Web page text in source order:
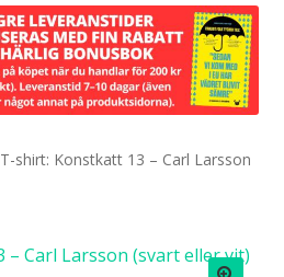
T-shirt: Konstkatt 13 – Carl Larsson